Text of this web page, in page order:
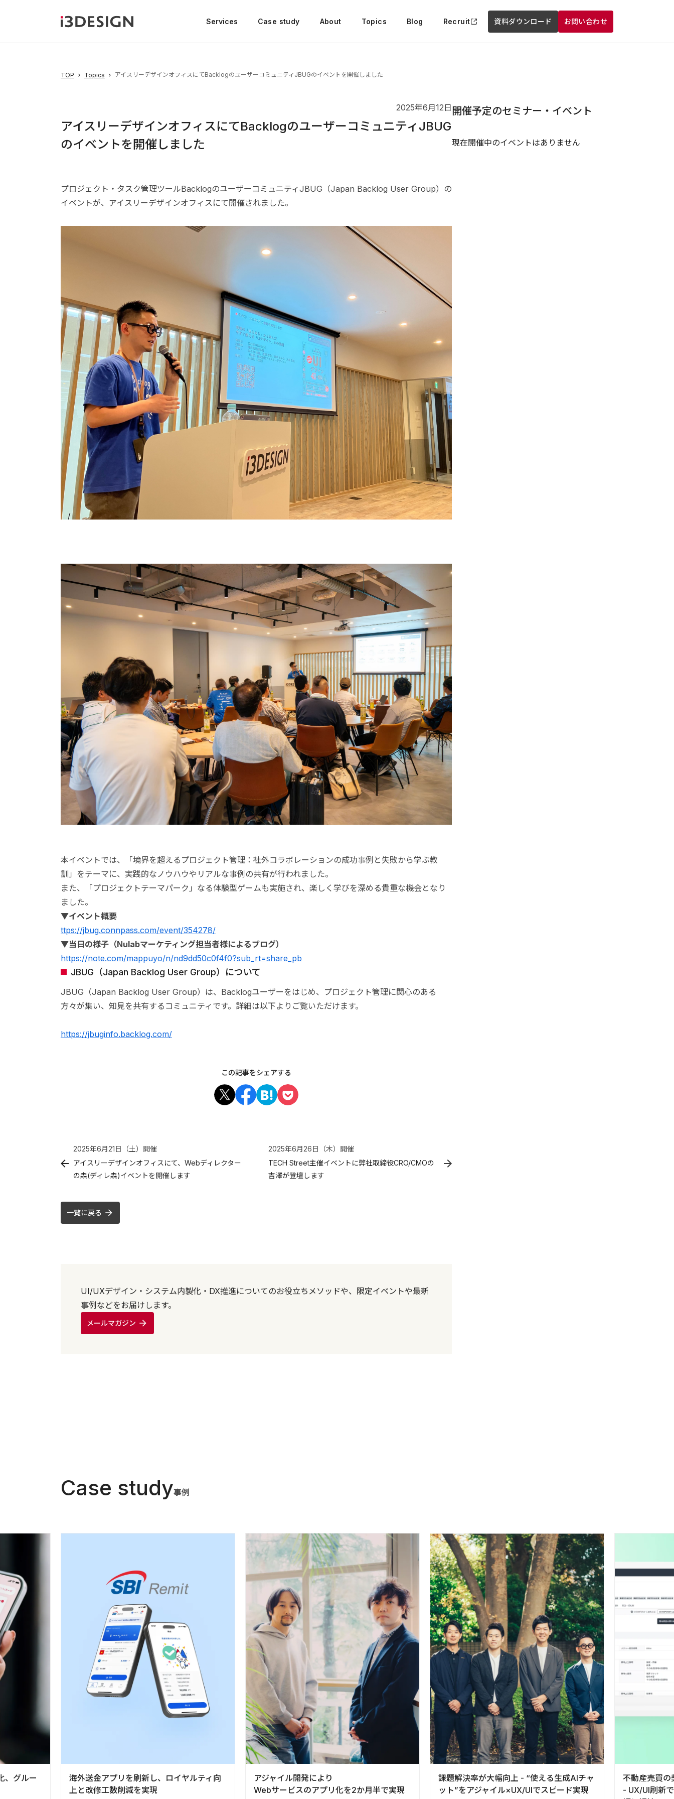
Services Case study About Topics Blog Recruit 資料ダウンロード お問い合わせ
TOP Topics アイスリーデザインオフィスにてBacklogのユーザーコミュニティJBUGのイベントを開催しました
2025年6月12日
アイスリーデザインオフィスにてBacklogのユーザーコミュニティJBUG
のイベントを開催しました
プロジェクト・タスク管理ツールBacklogのユーザーコミュニティJBUG（Japan Backlog User Group）の
イベントが、アイスリーデザインオフィスにて開催されました。
本イベントでは、「境界を超えるプロジェクト管理：社外コラボレーションの成功事例と失敗から学ぶ教
訓」をテーマに、実践的なノウハウやリアルな事例の共有が行われました。
また、「プロジェクトテーマパーク」なる体験型ゲームも実施され、楽しく学びを深める貴重な機会となり
ました。
▼イベント概要
ttps://jbug.connpass.com/event/354278/
▼当日の様子（Nulabマーケティング担当者様によるブログ）
https://note.com/mappuyo/n/nd9dd50c0f4f0?sub_rt=share_pb
JBUG（Japan Backlog User Group）について
JBUG（Japan Backlog User Group）は、Backlogユーザーをはじめ、プロジェクト管理に関心のある
方々が集い、知見を共有するコミュニティです。詳細は以下よりご覧いただけます。
https://jbuginfo.backlog.com/
この記事をシェアする
2025年6月21日（土） 開催
アイスリーデザインオフィスにて、Webディレクター
の森(ディレ森)イベントを開催します
2025年6月26日（木） 開催
TECH Street主催イベントに弊社取締役CRO/CMOの
吉澤が登壇します
一覧に戻る
開催予定のセミナー・イベント
現在開催中のイベントはありません
UI/UXデザイン・システム内製化・DX推進についてのお役立ちメソッドや、限定イベントや最新
事例などをお届けします。
メールマガジン
Case study事例
、グルー
海外送金アプリを刷新し、ロイヤルティ向
上と改修工数削減を実現
アジャイル開発により
Webサービスのアプリ化を2か月半で実現
課題解決率が大幅向上 - “使える生成AIチャ
ット”をアジャイル×UX/UIでスピード実現
不動産売買の
- UX/UI刷新